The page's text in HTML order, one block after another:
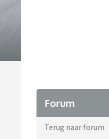
Forum
Terug naar forum